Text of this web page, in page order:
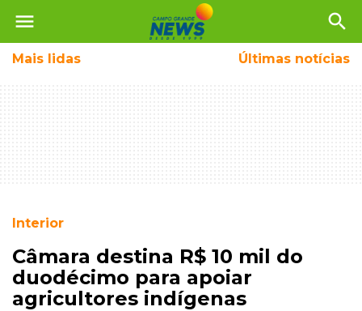
menu search
Mais lidas Últimas notícias
Interior
Câmara destina R$ 10 mil do
duodécimo para apoiar
agricultores indígenas